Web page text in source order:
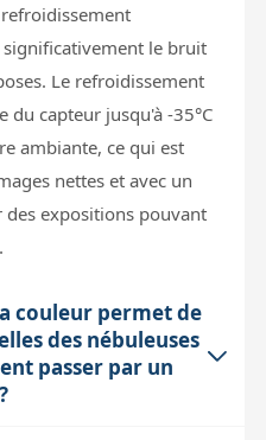
le bruit
Le refroidissement
du capteur jusqu'à -35°C
ambiante, ce qui est
nettes et avec un
expositions pouvant
couleur permet de
des nébuleuses
passer par un